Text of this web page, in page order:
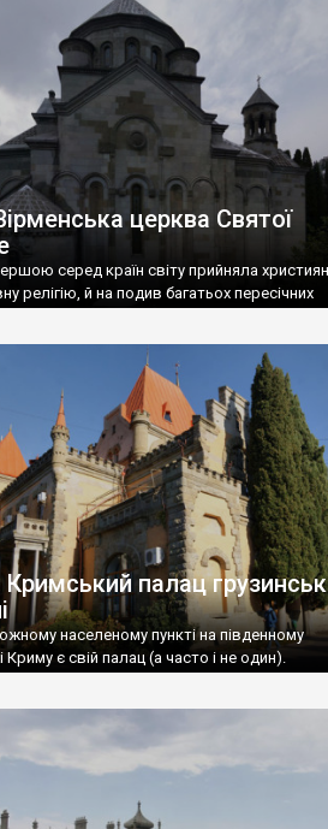
«повстяками» (postaki)…” “Вино. Крим
відмінне вино і його вдосталь: воно все
і дуже […]
церква Святої
серед країн світу прийняла
релігію, й на подив багатьох пересічних
палац
населеному пункті на південному
є свій палац (а часто і не один).